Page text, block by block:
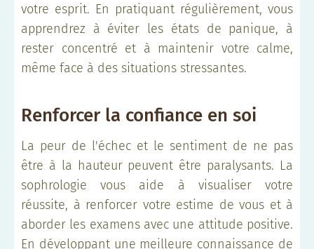
votre esprit. En pratiquant régulièrement, vous
apprendrez à éviter les états de panique, à
rester concentré et à maintenir votre calme,
même face à des situations stressantes.
Renforcer la confiance en soi
La peur de l'échec et le sentiment de ne pas
être à la hauteur peuvent être paralysants. La
sophrologie vous aide à visualiser votre
réussite, à renforcer votre estime de vous et à
aborder les examens avec une attitude positive.
En développant une meilleure connaissance de